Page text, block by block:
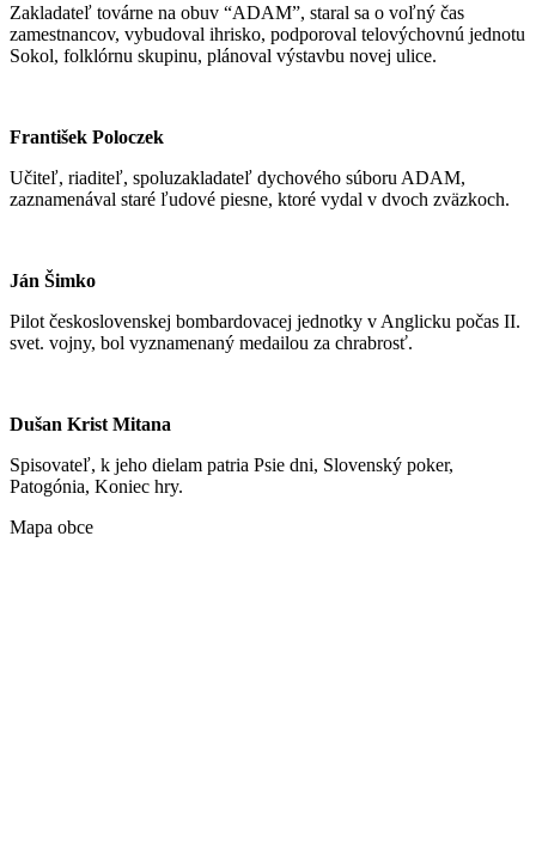
Zakladateľ továrne na obuv “ADAM”, staral sa o voľný čas
zamestnancov, vybudoval ihrisko, podporoval telovýchovnú jednotu
Sokol, folklórnu skupinu, plánoval výstavbu novej ulice.
František Poloczek
Učiteľ, riaditeľ, spoluzakladateľ dychového súboru ADAM,
zaznamenával staré ľudové piesne, ktoré vydal v dvoch zväzkoch.
Ján Šimko
Pilot československej bombardovacej jednotky v Anglicku počas II.
svet. vojny, bol vyznamenaný medailou za chrabrosť.
Dušan Krist Mitana
Spisovateľ, k jeho dielam patria Psie dni, Slovenský poker,
Patogónia, Koniec hry.
Mapa obce